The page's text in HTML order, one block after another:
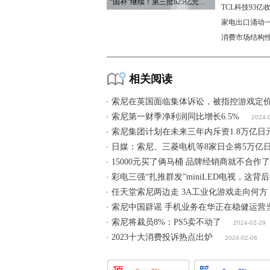
TCL科技93亿
家电出口涌动
消费市场结构
相关阅读
索尼在英国面临集体诉讼，被指控游戏定
索尼第一财季净利润同比增长6.5%
2024-
索尼集团计划在未来三年内斥资1.8万亿日
日媒：索尼、三菱电机等8家日企将5万亿
15000元买了俩马桶 品牌经销商就不合作
彩电三强“扎推群发”miniLED电视，这背
任天堂索尼两边走 3A工业化游戏走向何方
索尼中国辟谣 手机业务在华正在稳健运营
索尼将裁员8%：PS5卖不动了
2024-02-29
2023十大消费投诉热点出炉 2024-02-06